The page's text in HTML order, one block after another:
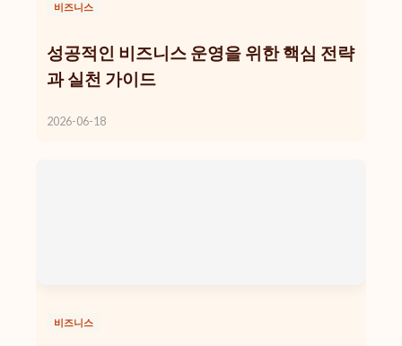
비즈니스
성공적인 비즈니스 운영을 위한 핵심 전략
과 실천 가이드
2026-06-18
비즈니스